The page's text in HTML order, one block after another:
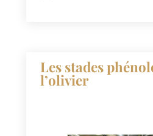
Les stades
l’olivier